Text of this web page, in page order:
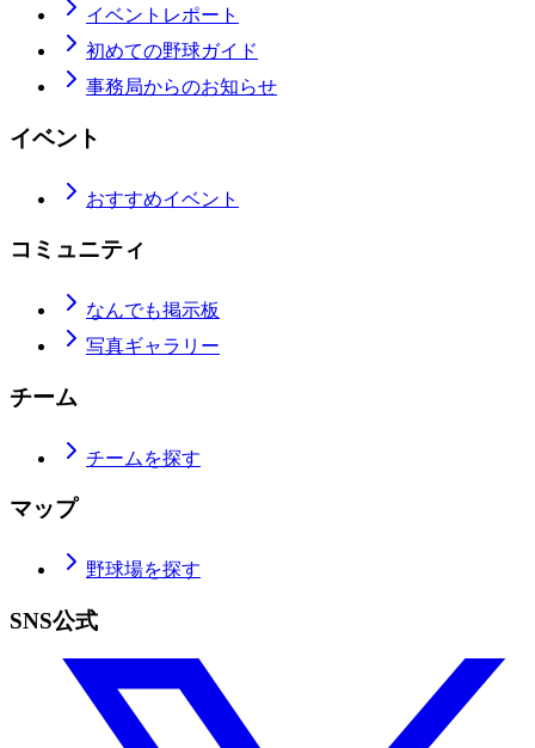
イベントレポート
初めての野球ガイド
事務局からのお知らせ
イベント
おすすめイベント
コミュニティ
なんでも掲示板
写真ギャラリー
チーム
チームを探す
マップ
野球場を探す
SNS公式